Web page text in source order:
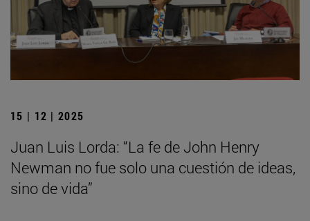
15 | 12 | 2025
Juan Luis Lorda: “La fe de John Henry
Newman no fue solo una cuestión de ideas,
sino de vida”